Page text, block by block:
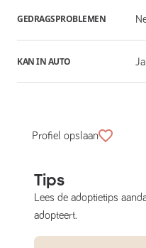
GEDRAGSPROBLEMEN
KAN IN AUTO Ja
Profiel opslaan
Tips
Lees de adoptietips
adopteert.